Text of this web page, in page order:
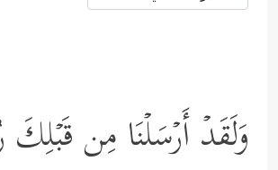
وَلَقَدۡ أَرۡسَلۡنَا مِن